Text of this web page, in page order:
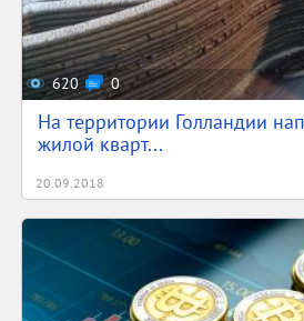
620 0
На территории Голландии
жилой кварт...
20.09.2018